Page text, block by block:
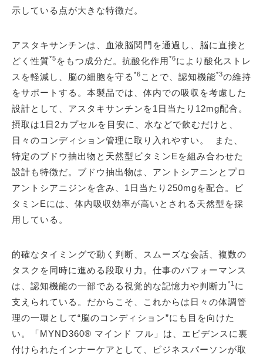
示している点が大きな特徴だ。
アスタキサンチンは、血液脳関門を通過し、脳に直接と
どく性質*5 をもつ成分だ。抗酸化作用*6により酸化ストレ
スを軽減し、脳の細胞を守る *6 ことで、認知機能*3の維持
をサポートする。本製品では、体内での吸収を考慮した
設計として、アスタキサンチンを1日当たり12mg配合。
摂取は1日2カプセルを目安に、水などで飲むだけと、
日々のコンディション管理に取り入れやすい。 また、
特定のブドウ抽出物と天然型ビタミンEを組み合わせた
設計も特徴だ。ブドウ抽出物は、アントシアニンとプロ
アントシアニジンを含み、1日当たり250mgを配合。ビ
タミンEには、体内吸収効率が高いとされる天然型を採
用している。
的確なタイミングで動く判断、スムーズな会話、複数の
タスクを同時に進める段取り力。仕事のパフォーマンス
は、認知機能の一部である視覚的な記憶力や判断力 *1 に
支えられている。だからこそ、これからは日々の体調管
理の一環として“脳のコンディション”にも目を向けた
い。「MYND360® マインド フル」は、エビデンスに裏
付けられたインナーケアとして、ビジネスパーソンが取